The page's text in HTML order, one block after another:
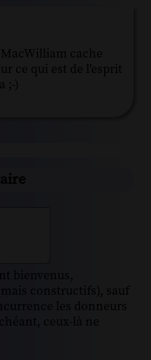
cache
ce qui est de l'esprit
;-)
bienvenus,
constructifs), sauf
les donneurs
ceux-là ne